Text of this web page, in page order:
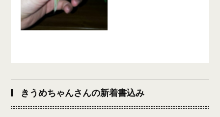
きうめちゃんさんの新着書込み